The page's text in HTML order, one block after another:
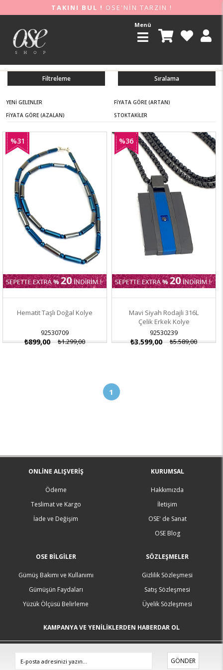
TAKINI BUL ! OSE'NİN TARZIN !
Menü
Filtreleme Sıralama
YENI GELENLER
FIYATA GÖRE (ARTAN)
FIYATA GÖRE (AZALAN)
STOKTAKILER
Hematit Taşlı Doğal Kolye
92530709
₺899,00 ₺1.299,00
%31
İndirim
Mavi Siyah Rodajli 316L
Çelik Erkek Kolye
92530239
₺3.599,00 ₺5.589,00
%36
İndirim
1
ONLINE ALIŞVERIŞ
Ödeme
Teslimat ve Kargo
İade ve Değişim
KURUMSAL
Hakkımızda
İletişim
OSE' de Sanat
OSE Blog
OSE BILGILER
Gümüş Bakımı ve Kullanımı
Gümüşün Faydaları
Yüzük Ölçüsü Belirleme
SÖZLEŞMELER
Gizlilik Sözleşmesi
Satış Sözleşmesi
Üyelik Sözleşmesi
KAMPANYA VE YENİLİKLERDEN HABERDAR OL
GÖNDER